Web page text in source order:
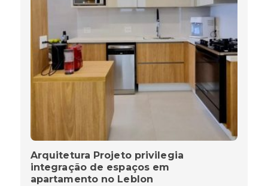
Arquitetura Projeto privilegia
integração de espaços em
apartamento no Leblon